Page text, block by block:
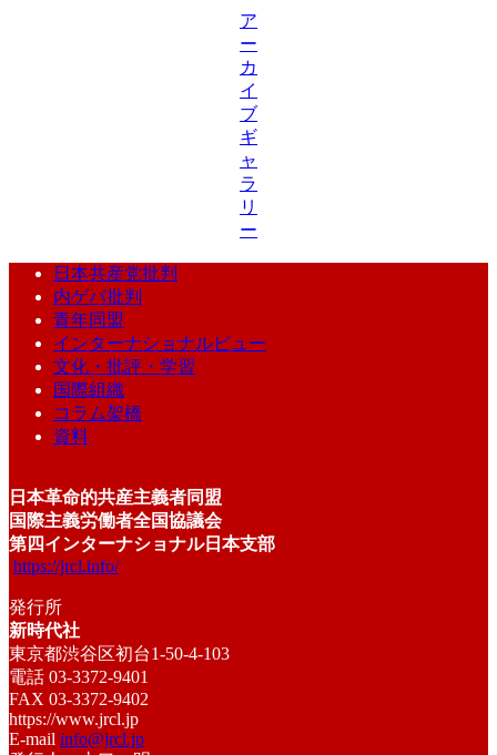
ア
ー
カ
イ
ブ
ギ
ャ
ラ
リ
ー
日本共産党批判
内ゲバ批判
青年同盟
インターナショナルビュー
文化・批評・学習
国際組織
コラム架橋
資料
日本革命的共産主義者同盟
国際主義労働者全国協議会
第四インターナショナル日本支部
https://jrcl.info/
発行所
新時代社
東京都渋谷区初台1-50-4-103
電話 03-3372-9401
FAX 03-3372-9402
https://www.jrcl.jp
E-mail info@jrcl.jp